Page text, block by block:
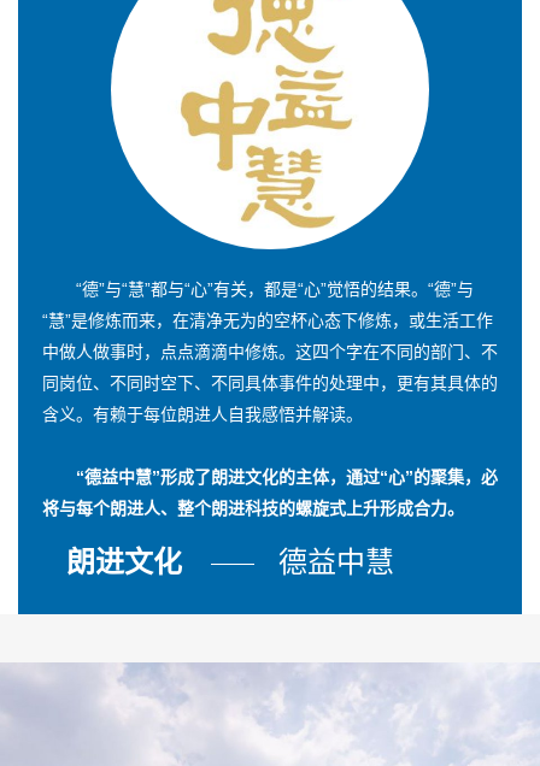
“德”与“慧”都与“心”有关，都是“心”觉悟的结果。“德”与
“慧”是修炼而来，在清净无为的空杯心态下修炼，或生活工作
中做人做事时，点点滴滴中修炼。这四个字在不同的部门、不
同岗位、不同时空下、不同具体事件的处理中，更有其具体的
含义。有赖于每位朗进人自我感悟并解读。
“德益中慧”形成了朗进文化的主体，通过“心”的聚集，必
将与每个朗进人、整个朗进科技的螺旋式上升形成合力。
朗进文化 德益中慧